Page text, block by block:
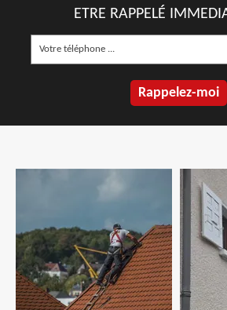
ETRE RAPPELÉ